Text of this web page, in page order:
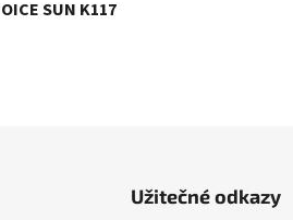
SUN K117
Užitečné odkazy